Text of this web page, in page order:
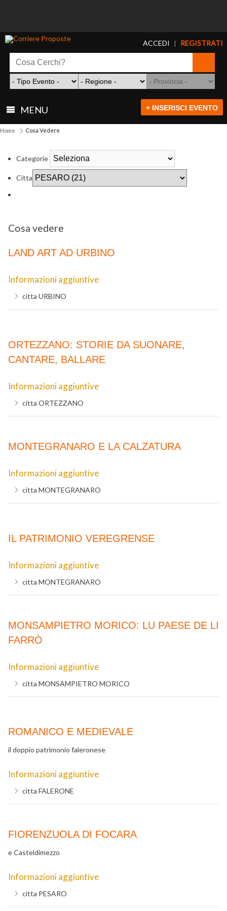
ACCEDI | REGISTRATI
MENU + INSERISCI EVENTO
Home Cosa Vedere
Categorie
Citta
Cosa vedere
LAND ART AD URBINO
Informazioni aggiuntive
citta URBINO
ORTEZZANO: STORIE DA SUONARE,
CANTARE, BALLARE
Informazioni aggiuntive
citta ORTEZZANO
MONTEGRANARO E LA CALZATURA
Informazioni aggiuntive
citta MONTEGRANARO
IL PATRIMONIO VEREGRENSE
Informazioni aggiuntive
citta MONTEGRANARO
MONSAMPIETRO MORICO: LU PAESE DE LI
FARRÒ
Informazioni aggiuntive
citta MONSAMPIETRO MORICO
ROMANICO E MEDIEVALE
il doppio patrimonio faleronese
Informazioni aggiuntive
citta FALERONE
FIORENZUOLA DI FOCARA
e Casteldimezzo
Informazioni aggiuntive
citta PESARO